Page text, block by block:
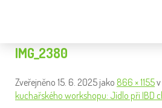
IMG_2380
Zveřejněno 15. 6. 2025 jako 866 × 1155v
kuchařského workshopu: Jídlo při IBD